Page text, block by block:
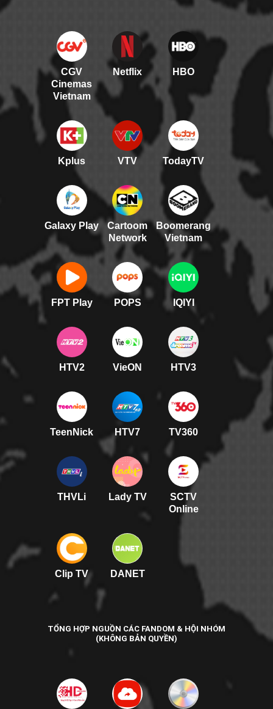
CGV
Cinemas
Vietnam
Netflix HBO
Kplus VTV TodayTV
Galaxy Play
Cartoom
Network
Boomerang
Vietnam
FPT Play POPS IQIYI
HTV2 VieON HTV3
TeenNick HTV7 TV360
THVLi Lady TV
SCTV
Online
Clip TV DANET
TỔNG HỢP NGUỒN CÁC FANDOM & HỘI NHÓM
(KHÔNG BẢN QUYỀN)